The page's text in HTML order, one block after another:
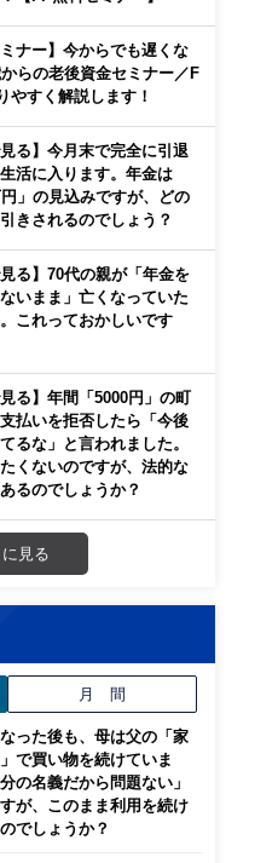
ミナー】今からでも遅くな
らの老後資金セミナー／F
やすく解説します！
見る】今月末で完全に引退
活に入ります。年金は
円」の見込みですが、どの
きされるのでしょう？
見る】70代の親が「年金を
いまま」亡くなっていた
これっておかしいです
見る】年間「5000円」の町
払いを拒否したら「今後
るな」と言われました。
くないのですが、法的な
るのでしょうか？
に見る
月 間
った後も、母は父の「家
で買い物を続けていま
の名義だから問題ない」
が、このまま利用を続け
でしょうか？